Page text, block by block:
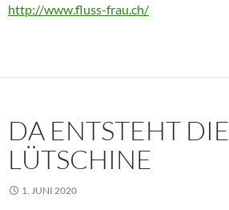
http://www.fluss-frau.ch/
DA ENTSTEHT DIE
LÜTSCHINE
1. JUNI 2020